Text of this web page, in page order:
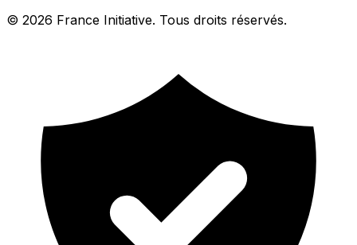
© 2026 France Initiative. Tous droits réservés.